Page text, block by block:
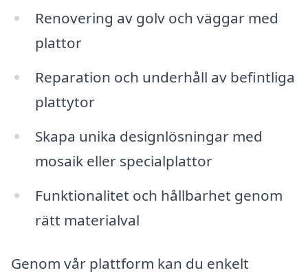
Renovering av golv och väggar med
plattor
Reparation och underhåll av befintliga
plattytor
Skapa unika designlösningar med
mosaik eller specialplattor
Funktionalitet och hållbarhet genom
rätt materialval
Genom vår plattform kan du enkelt